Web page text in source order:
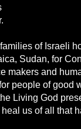
of Israeli
Sudan, for
makers and
people of good
Living God
us of all that